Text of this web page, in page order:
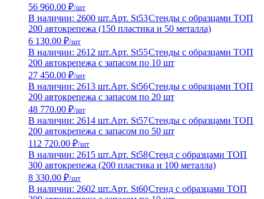
56 960.00 ₽/шт
В наличии: 2600 шт.Арт. St53Стенды с образцами ТОП
200 автокрепежа (150 пластика и 50 металла)
6 130.00 ₽/шт
В наличии: 2612 шт.Арт. St55Стенды с образцами ТОП
200 автокрепежа с запасом по 10 шт
27 450.00 ₽/шт
В наличии: 2613 шт.Арт. St56Стенды с образцами ТОП
200 автокрепежа с запасом по 20 шт
48 770.00 ₽/шт
В наличии: 2614 шт.Арт. St57Стенды с образцами ТОП
200 автокрепежа с запасом по 50 шт
112 720.00 ₽/шт
В наличии: 2615 шт.Арт. St58Стенд с образцами ТОП
300 автокрепежа (200 пластика и 100 металла)
8 330.00 ₽/шт
В наличии: 2602 шт.Арт. St60Стенд с образцами ТОП